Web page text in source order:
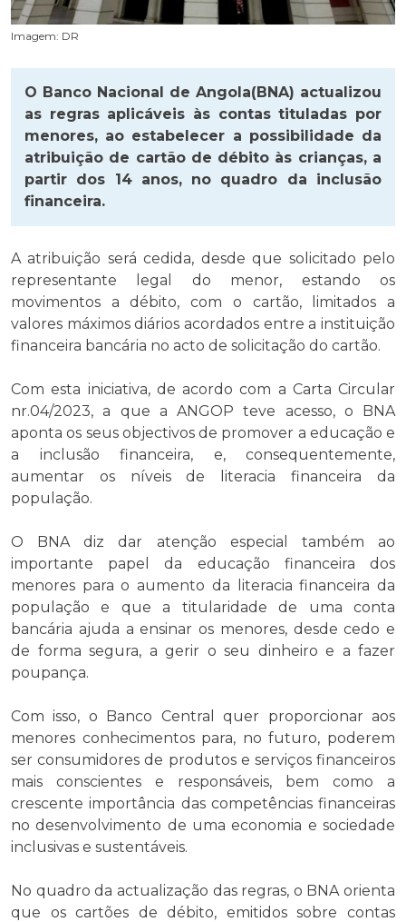
Imagem: DR
O Banco Nacional de Angola(BNA) actualizou
as regras aplicáveis às contas tituladas por
menores, ao estabelecer a possibilidade da
atribuição de cartão de débito às crianças, a
partir dos 14 anos, no quadro da inclusão
financeira.
A atribuição será cedida, desde que solicitado pelo
representante legal do menor, estando os
movimentos a débito, com o cartão, limitados a
valores máximos diários acordados entre a instituição
financeira bancária no acto de solicitação do cartão.
Com esta iniciativa, de acordo com a Carta Circular
nr.04/2023, a que a ANGOP teve acesso, o BNA
aponta os seus objectivos de promover a educação e
a inclusão financeira, e, consequentemente,
aumentar os níveis de literacia financeira da
população.
O BNA diz dar atenção especial também ao
importante papel da educação financeira dos
menores para o aumento da literacia financeira da
população e que a titularidade de uma conta
bancária ajuda a ensinar os menores, desde cedo e
de forma segura, a gerir o seu dinheiro e a fazer
poupança.
Com isso, o Banco Central quer proporcionar aos
menores conhecimentos para, no futuro, poderem
ser consumidores de produtos e serviços financeiros
mais conscientes e responsáveis, bem como a
crescente importância das competências financeiras
no desenvolvimento de uma economia e sociedade
inclusivas e sustentáveis.
No quadro da actualização das regras, o BNA orienta
que os cartões de débito, emitidos sobre contas